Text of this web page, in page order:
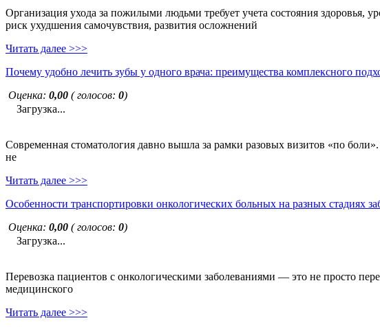
Организация ухода за пожилыми людьми требует учета состояния здоровья,
риск ухудшения самочувствия, развития осложнений
Читать далее >>>
Почему удобно лечить зубы у одного врача: преимущества комплексного
Оценка: 0,00 ( голосов: 0)
Загрузка...
Современная стоматология давно вышла за рамки разовых визитов «по
не
Читать далее >>>
Особенности транспортировки онкологических больных на разных стадиях
Оценка: 0,00 ( голосов: 0)
Загрузка...
Перевозка пациентов с онкологическими заболеваниями — это не просто
медицинского
Читать далее >>>